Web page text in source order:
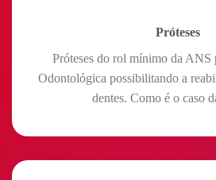
Próteses
Próteses do rol mínimo da ANS
Odontológica possibilitando a
dentes. Como é o caso